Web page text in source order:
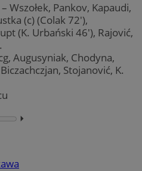
Wszołek, Pankov, Kapaudi,
(c) (Colak 72′),
(K. Urbański 46′), Rajović,
Augusyniak, Chodyna,
Stojanović, K.
⏵︎